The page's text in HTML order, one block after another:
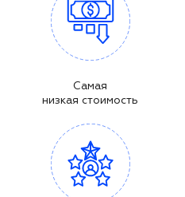
Самая
низкая стоимость